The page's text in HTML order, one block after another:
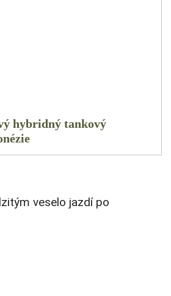
hybridný tankový
veselo jazdí po